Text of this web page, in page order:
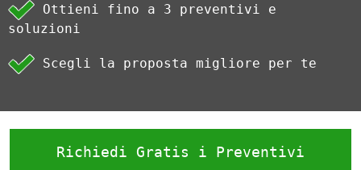
Ottieni fino a 3 preventivi e
soluzioni
Scegli la proposta migliore per te
Richiedi Gratis i Preventivi